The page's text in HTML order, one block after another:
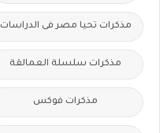
مذكرات تحيا مصر فى الدراسات
مذكرات سلسلة العمالقة
مذكرات فوكس